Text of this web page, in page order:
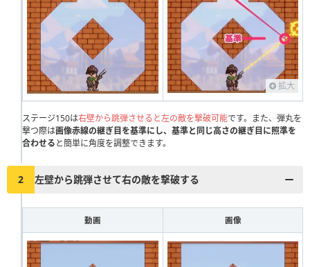
92 93 94 95 96 97 99 100
101 102 103 104 105 106 107 108 110
111 112 113 114 115 116 117 118 119 120
121 122 123 125 126 127 128 129 130
141 142 143 144 145 146 147 148 149 150
161 162 163 164 165 166 167 170
171 172 173 174 175 176 177 178 179 180
181 182 183 184 185 186 187 188 189 190
191 195 196 200
拡大
ステージ150は右壁から跳弾させると左の敵を撃破可能です。また、弾丸を
撃つ際は画像赤線の継ぎ目を基準にし、基準と同じ高さの継ぎ目に照準を
合わせると簡単に角度を調整できます。
2 左壁から跳弾させて右の敵を撃破する
動画 画像